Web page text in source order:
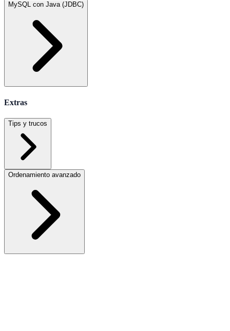
MySQL con Java (JDBC)
Extras
Tips y trucos
Ordenamiento avanzado